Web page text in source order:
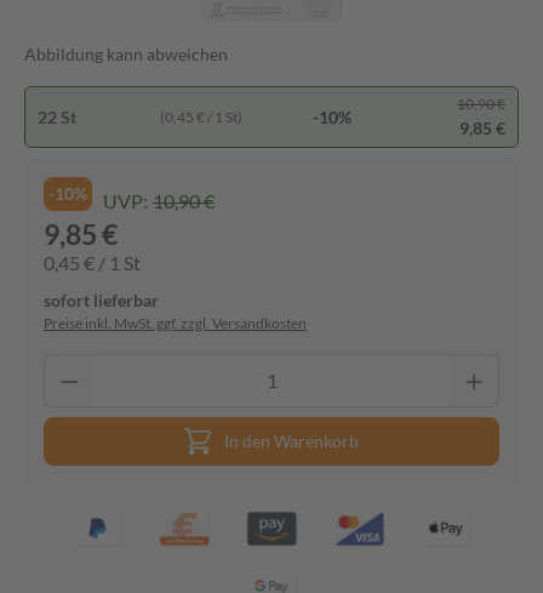
Abbildung kann abweichen
22 St (0,45 € / 1 St) -10%
10,90 €
9,85 €
-10% UVP: 10,90 €
9,85 €
0,45 € / 1 St
sofort lieferbar
Preise inkl. MwSt. ggf. zzgl. Versandkosten
In den Warenkorb